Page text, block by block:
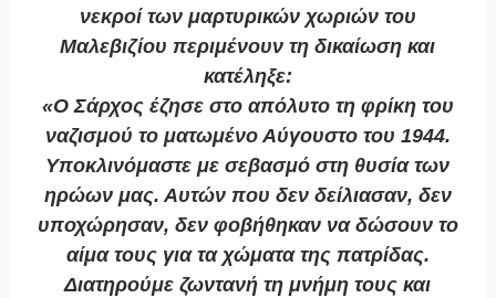
νεκροί των μαρτυρικών χωριών του
Μαλεβιζίου περιμένουν τη δικαίωση και
κατέληξε:
«Ο Σάρχος έζησε στο απόλυτο τη φρίκη του
ναζισμού το ματωμένο Αύγουστο του 1944.
Υποκλινόμαστε με σεβασμό στη θυσία των
ηρώων μας. Αυτών που δεν δείλιασαν, δεν
υποχώρησαν, δεν φοβήθηκαν να δώσουν το
αίμα τους για τα χώματα της πατρίδας.
Διατηρούμε ζωντανή τη μνήμη τους και